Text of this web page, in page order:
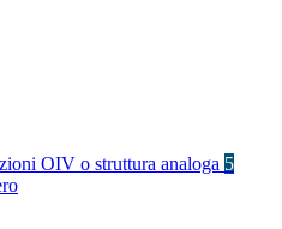
OIV o struttura analoga 5